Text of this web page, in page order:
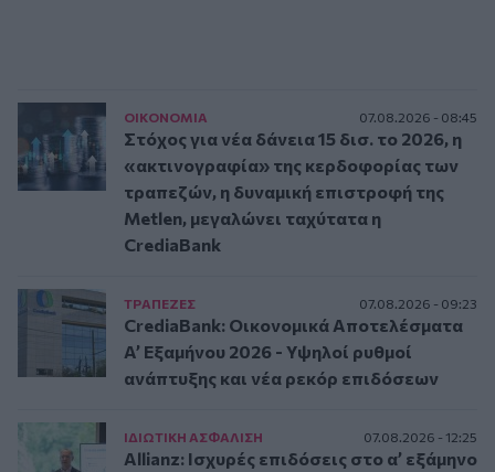
ΟΙΚΟΝΟΜΙΑ 07.08.2026 - 08:45
Στόχος για νέα δάνεια 15 δισ. το 2026, η
«ακτινογραφία» της κερδοφορίας των
τραπεζών, η δυναμική επιστροφή της
Metlen, μεγαλώνει ταχύτατα η
CrediaBank
ΤΡAΠΕΖΕΣ 07.08.2026 - 09:23
CrediaBank: Οικονομικά Αποτελέσματα
A’ Εξαμήνου 2026 - Υψηλοί ρυθμοί
ανάπτυξης και νέα ρεκόρ επιδόσεων
ΙΔΙΩΤΙΚΗ ΑΣΦAΛΙΣΗ 07.08.2026 - 12:25
Allianz: Ισχυρές επιδόσεις στο α’ εξάμηνο